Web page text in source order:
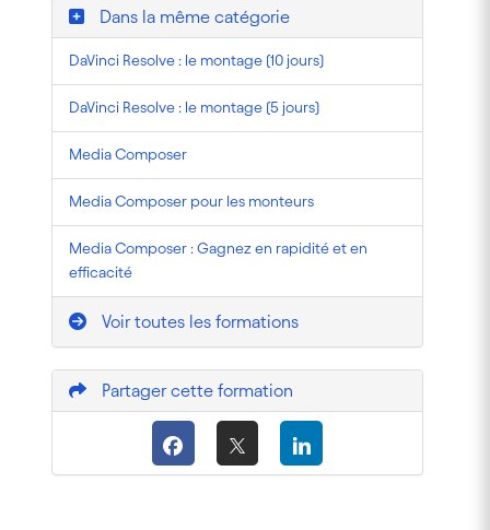
Dans la même catégorie
DaVinci Resolve : le montage (10 jours)
DaVinci Resolve : le montage (5 jours)
Media Composer
Media Composer pour les monteurs
Media Composer : Gagnez en rapidité et en
efficacité
Voir toutes les formations
Partager cette formation